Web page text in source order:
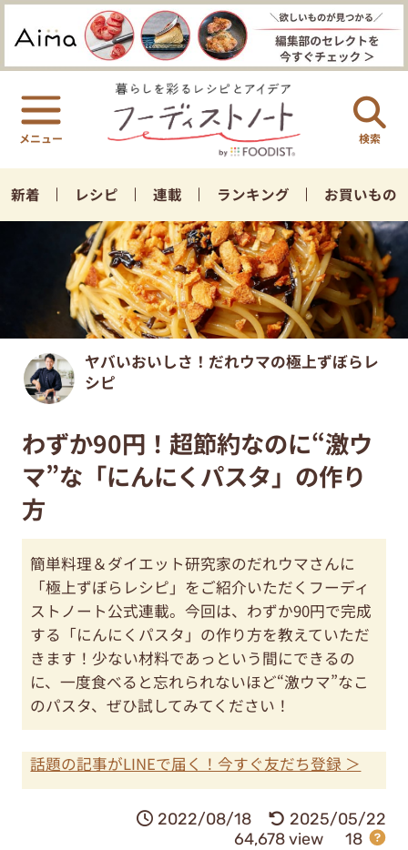
検索
新着 レシピ 連載 ランキング お買いもの
ヤバいおいしさ！だれウマの極上ずぼらレ
シピ
わずか90円！超節約なのに“激ウ
マ”な「にんにくパスタ」の作り
方
簡単料理＆ダイエット研究家のだれウマさんに
「極上ずぼらレシピ」をご紹介いただくフーディ
ストノート公式連載。今回は、わずか90円で完成
する「にんにくパスタ」の作り方を教えていただ
きます！少ない材料であっという間にできるの
に、一度食べると忘れられないほど“激ウマ”なこ
のパスタ、ぜひ試してみてください！
話題の記事がLINEで届く！今すぐ友だち登録 ＞
2022/08/18
2025/05/22
64,678 view
18